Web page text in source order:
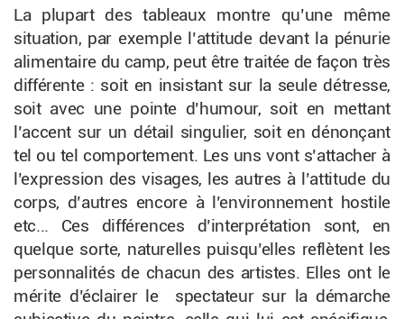
La plupart des tableaux montre qu’une même
situation, par exemple l’attitude devant la pénurie
alimentaire du camp, peut être traitée de façon très
différente : soit en insistant sur la seule détresse,
soit avec une pointe d’humour, soit en mettant
l’accent sur un détail singulier, soit en dénonçant
tel ou tel comportement. Les uns vont s’attacher à
l’expression des visages, les autres à l’attitude du
corps, d’autres encore à l’environnement hostile
etc... Ces différences d’interprétation sont, en
quelque sorte, naturelles puisqu’elles reflètent les
personnalités de chacun des artistes. Elles ont le
mérite d’éclairer le spectateur sur la démarche